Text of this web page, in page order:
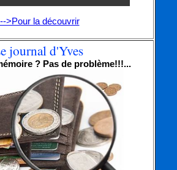
>Pour la découvrir
journal d'Yves
? Pas de problème!!!...